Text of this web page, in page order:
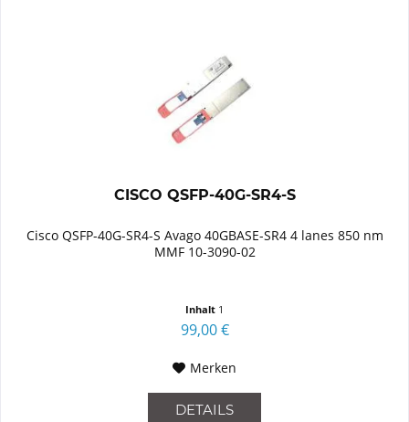
CISCO QSFP-40G-SR4-S
Cisco QSFP-40G-SR4-S Avago 40GBASE-SR4 4 lanes 850 nm
MMF 10-3090-02
Inhalt 1
99,00 €
Merken
DETAILS